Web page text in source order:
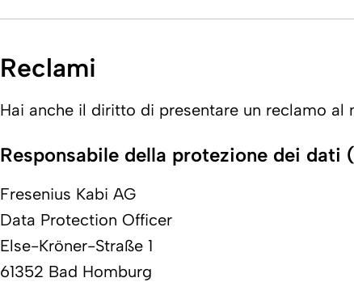
Reclami
Hai anche il diritto di presentare un reclamo
Responsabile della protezione dei
Fresenius Kabi AG
Data Protection Officer
Else-Kröner-Straße 1
61352 Bad Homburg